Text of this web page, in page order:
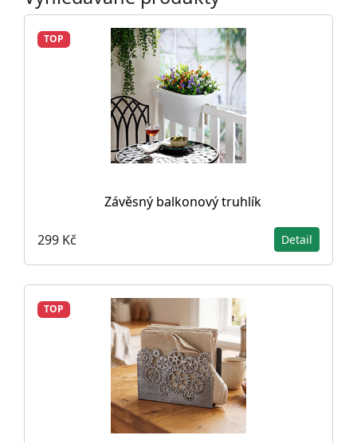
TOP
Závěsný balkonový truhlík
299 Kč Detail
TOP